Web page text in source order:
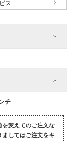
ス
チ
を変えてのご注文な
ましてはご注文をキ